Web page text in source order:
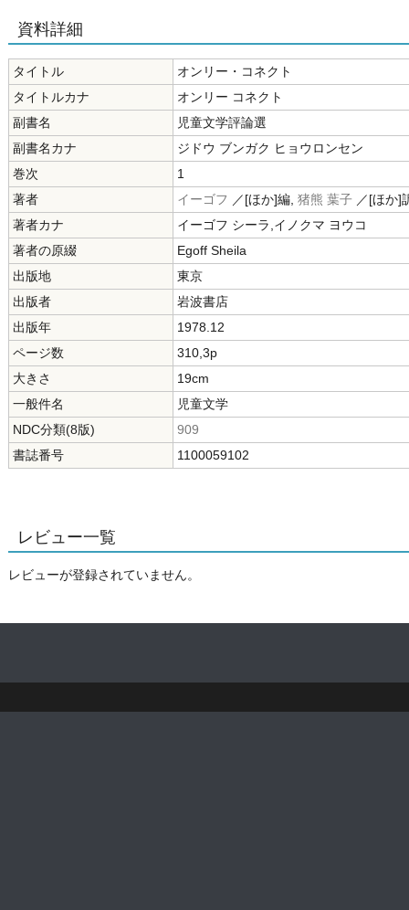
資料詳細
タイトル
オンリー・コネクト
タイトルカナ
オンリー コネクト
副書名
児童文学評論選
副書名カナ
ジドウ ブンガク ヒョウロンセン
巻次
1
著者
イーゴフ ／[ほか]編, 猪熊 葉子 ／[ほか
著者カナ
イーゴフ シーラ,イノクマ ヨウコ
著者の原綴
Egoff Sheila
出版地
東京
出版者
岩波書店
出版年
1978.12
ページ数
310,3p
大きさ
19cm
一般件名
児童文学
NDC分類(8版)
909
書誌番号
1100059102
レビュー一覧
レビューが登録されていません。